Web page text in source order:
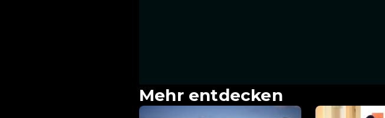
Mehr entdecken